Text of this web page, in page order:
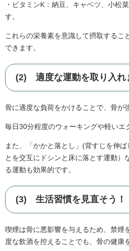
・ビタミンK：納豆、キャベツ、小松
す。
これらの栄養素を意識して摂取するこ
できます。
(2) 適度な運動を取り入れ
骨に適度な負荷をかけることで、骨が
毎日30分程度のウォーキングや軽いエ
また、「かかと落とし」(背すじを伸
とを交互にドシンと床に落とす運動）
る運動も効果的です。
(3) 生活習慣を見直そう！
喫煙は骨に悪影響を与えるため、禁煙
度な飲酒を控えることでも、骨の健康